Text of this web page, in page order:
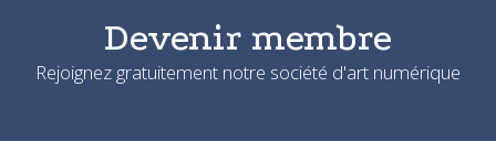
Devenir membre
Rejoignez gratuitement notre société d'art numérique